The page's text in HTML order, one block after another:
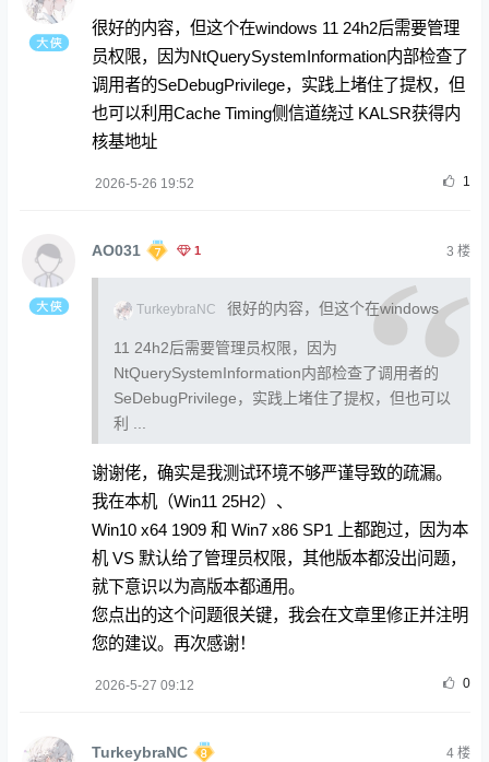
很好的内容，但这个在windows 11 24h2后需要管理
员权限，因为NtQuerySystemInformation内部检查了
调用者的SeDebugPrivilege，实践上堵住了提权，但
也可以利用Cache Timing侧信道绕过 KALSR获得内
核基地址
2026-5-26 19:52 1
AO031 1 3 楼
TurkeybraNC 很好的内容，但这个在windows
11 24h2后需要管理员权限，因为
NtQuerySystemInformation内部检查了调用者的
SeDebugPrivilege，实践上堵住了提权，但也可以
利 ...
谢谢佬，确实是我测试环境不够严谨导致的疏漏。
我在本机（Win11 25H2）、
Win10 x64 1909 和 Win7 x86 SP1 上都跑过，因为本
机 VS 默认给了管理员权限，其他版本都没出问题，
就下意识以为高版本都通用。
您点出的这个问题很关键，我会在文章里修正并注明
您的建议。再次感谢！
2026-5-27 09:12 0
TurkeybraNC 4楼